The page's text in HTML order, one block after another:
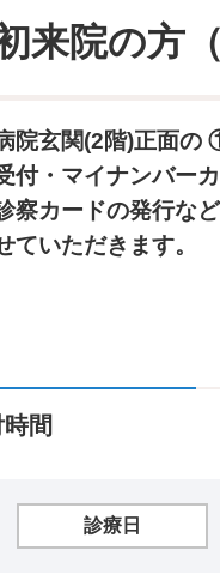
る方）
査対象の方
方
される方
診療科
病名か
かか
救急受
屋
その
援普
川崎医科大学
患者満足度調
包括同意のお願
包括同意のお
外来診療表
来院の方
院玄関(2階)正面の
付・マイナンバー
察カードの発行な
ていただきます。
間
診療日